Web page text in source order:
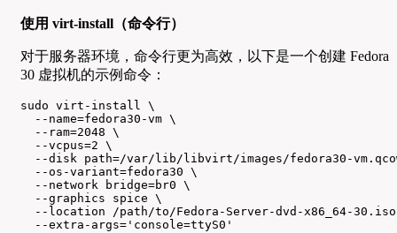
使用 virt-install（命令行）
对于服务器环境，命令行更为高效，以下是一个创建 Fedora
30 虚拟机的示例命令：
sudo virt-install \
  --name=fedora30-vm \
  --ram=2048 \
  --vcpus=2 \
--disk path=/var/lib/libvirt/images/fedora30-
  --os-variant=fedora30 \
  --network bridge=br0 \
  --graphics spice \
--location /path/to/Fedora-Server-dvd-x86_64-
  --extra-args='console=ttyS0'